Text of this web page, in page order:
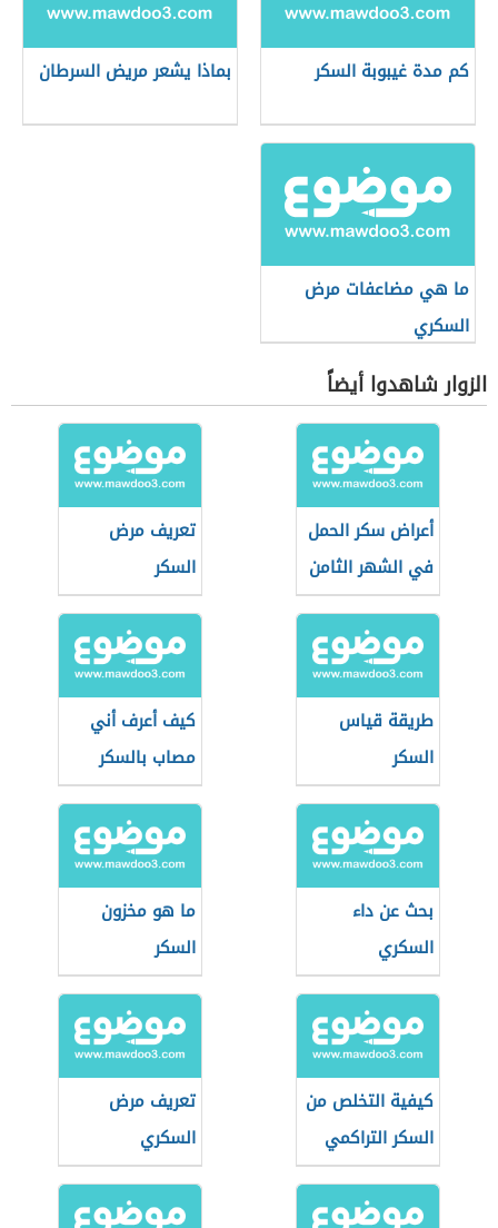
كم مدة غيبوبة السكر بماذا يشعر مريض السرطان
ما هي مضاعفات مرض
السكري
الزوار شاهدوا أيضاً
أعراض سكر الحمل
في الشهر الثامن
تعريف مرض
السكر
طريقة قياس
السكر
كيف أعرف أني
مصاب بالسكر
بحث عن داء
السكري
ما هو مخزون
السكر
كيفية التخلص من
السكر التراكمي
تعريف مرض
السكري